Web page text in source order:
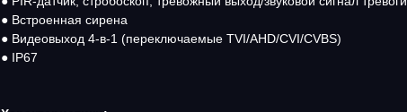
● Встроенная сирена
● Видеовыход 4-в-1 (переключаемые TVI/AHD/CVI/CVBS)
● IP67